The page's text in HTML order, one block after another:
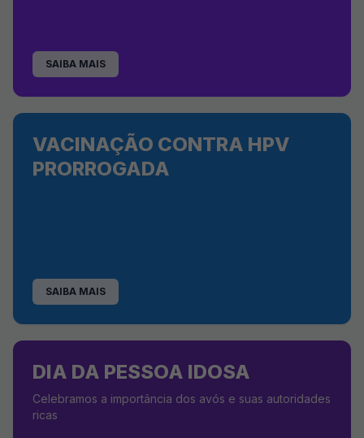
SAIBA MAIS
VACINAÇÃO CONTRA HPV
PRORROGADA
SAIBA MAIS
DIA DA PESSOA IDOSA
Celebramos a importância dos avós e suas autoridades
ricas